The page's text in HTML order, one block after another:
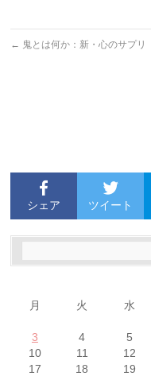
← 鬼とは何か：新・心のサプリ
シェア ツイート
月
火 水
3
4 5
10
11 12
17
18 19